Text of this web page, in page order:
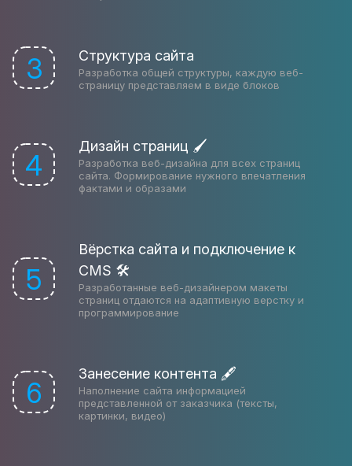
3 Структура сайта
Разработка общей структуры, каждую веб-
страницу представляем в виде блоков
4
Дизайн страниц 🖌
Разработка веб-дизайна для всех страниц
сайта. Формирование нужного впечатления
фактами и образами
5
Вёрстка сайта и подключение к
CMS 🛠
Разработанные веб-дизайнером макеты
страниц отдаются на адаптивную верстку и
программирование
6
Занесение контента 🖋
Наполнение сайта информацией
представленной от заказчика (тексты,
картинки, видео)